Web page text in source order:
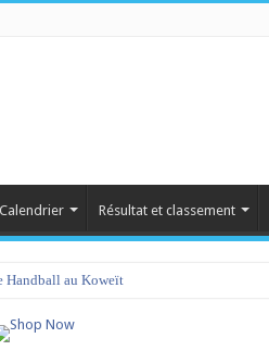
Calendrier Résultat et classement
Handball au Koweït